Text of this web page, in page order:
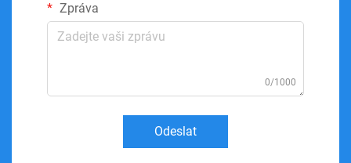
Zpráva
0/1000
Odeslat